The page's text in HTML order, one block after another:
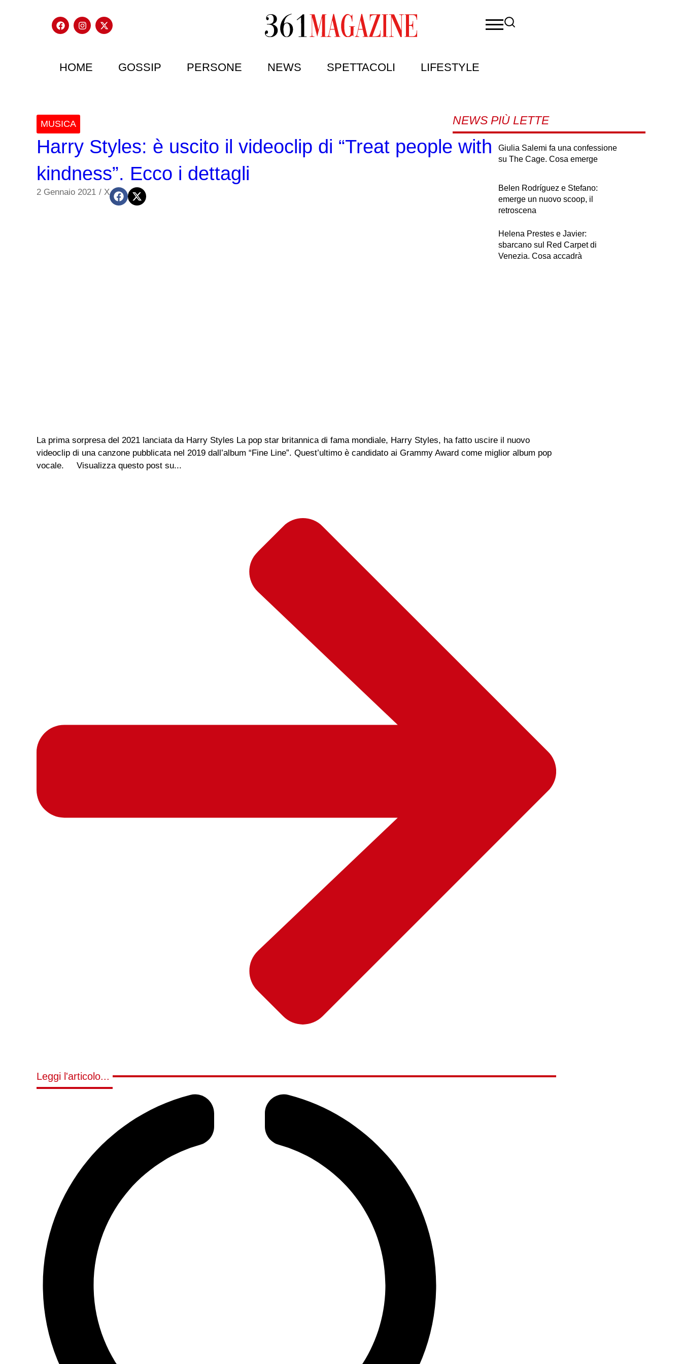
HOME GOSSIP PERSONE NEWS SPETTACOLI LIFESTYLE
MUSICA
Harry Styles: è uscito il videoclip di “Treat people with
kindness”. Ecco i dettagli
2 Gennaio 2021 / X
La prima sorpresa del 2021 lanciata da Harry Styles La pop star britannica di fama mondiale, Harry Styles, ha fatto uscire il nuovo
videoclip di una canzone pubblicata nel 2019 dall’album “Fine Line”. Quest’ultimo è candidato ai Grammy Award come miglior album pop
vocale. Visualizza questo post su...
Leggi l'articolo...
NEWS PIÙ LETTE
Giulia Salemi fa una confessione
su The Cage. Cosa emerge
Belen Rodríguez e Stefano:
emerge un nuovo scoop, il
retroscena
Helena Prestes e Javier:
sbarcano sul Red Carpet di
Venezia. Cosa accadrà